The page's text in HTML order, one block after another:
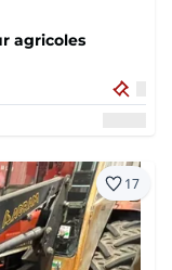
agricoles
17